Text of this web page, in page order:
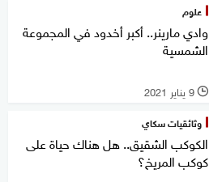
علوم
وادي مارينر.. أكبر أخدود في المجموعة
الشمسية
l 9 يناير 2021
وثائقيات سكاي
الكوكب الشقيق.. هل هناك حياة على
كوكب المريخ؟